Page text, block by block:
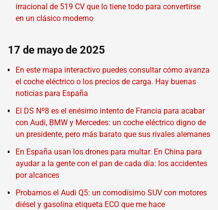
irracional de 519 CV que lo tiene todo para convertirse
en un clásico moderno
17 de mayo de 2025
En este mapa interactivo puedes consultar cómo avanza
el coche eléctrico o los precios de carga. Hay buenas
noticias para España
El DS Nº8 es el enésimo intento de Francia para acabar
con Audi, BMW y Mercedes: un coche eléctrico digno de
un presidente, pero más barato que sus rivales alemanes
En España usan los drones para multar. En China para
ayudar a la gente con el pan de cada día: los accidentes
por alcances
Probamos el Audi Q5: un comodísimo SUV con motores
diésel y gasolina etiqueta ECO que me hace